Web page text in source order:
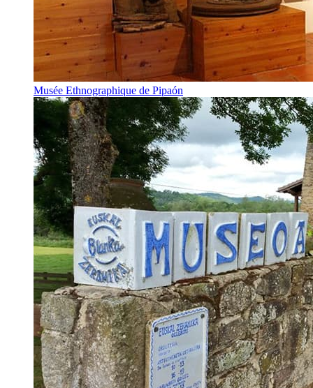
Musée Ethnographique de Pipaón